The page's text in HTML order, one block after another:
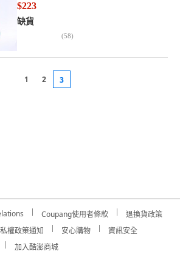
$223
缺貨
(58)
1 2 3
Coupang使用者條款
退換貨政策
權政策通知 安心購物
資訊安全
加入酷澎商城